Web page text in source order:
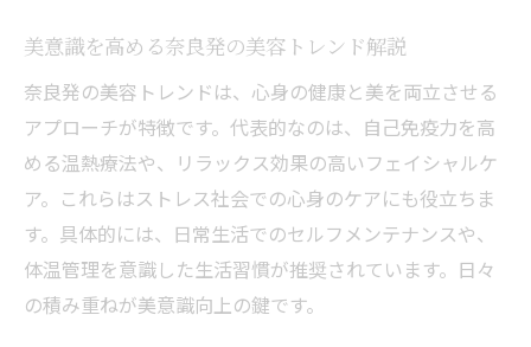
美意識を高める奈良発の美容トレンド解説
奈良発の美容トレンドは、心身の健康と美を両立させる
アプローチが特徴です。代表的なのは、自己免疫力を高
める温熱療法や、リラックス効果の高いフェイシャルケ
ア。これらはストレス社会での心身のケアにも役立ちま
す。具体的には、日常生活でのセルフメンテナンスや、
体温管理を意識した生活習慣が推奨されています。日々
の積み重ねが美意識向上の鍵です。